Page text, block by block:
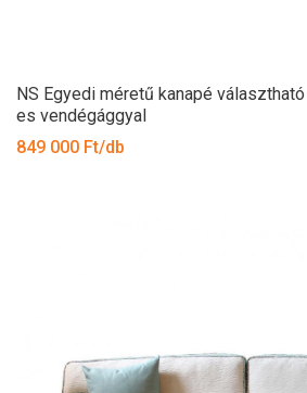
NS Egyedi méretű kanapé
es vendégággyal
849 000 Ft/db